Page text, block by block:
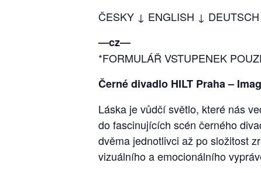
ČESKY ↓ ENGLISH ↓
―cz―
*FORMULÁŘ VSTUPENEK
Černé divadlo HILT Praha –
Láska je vůdčí světlo, které nás
do fascinujících scén černého
dvěma jednotlivci až po složitost
vizuálního a emocionálního